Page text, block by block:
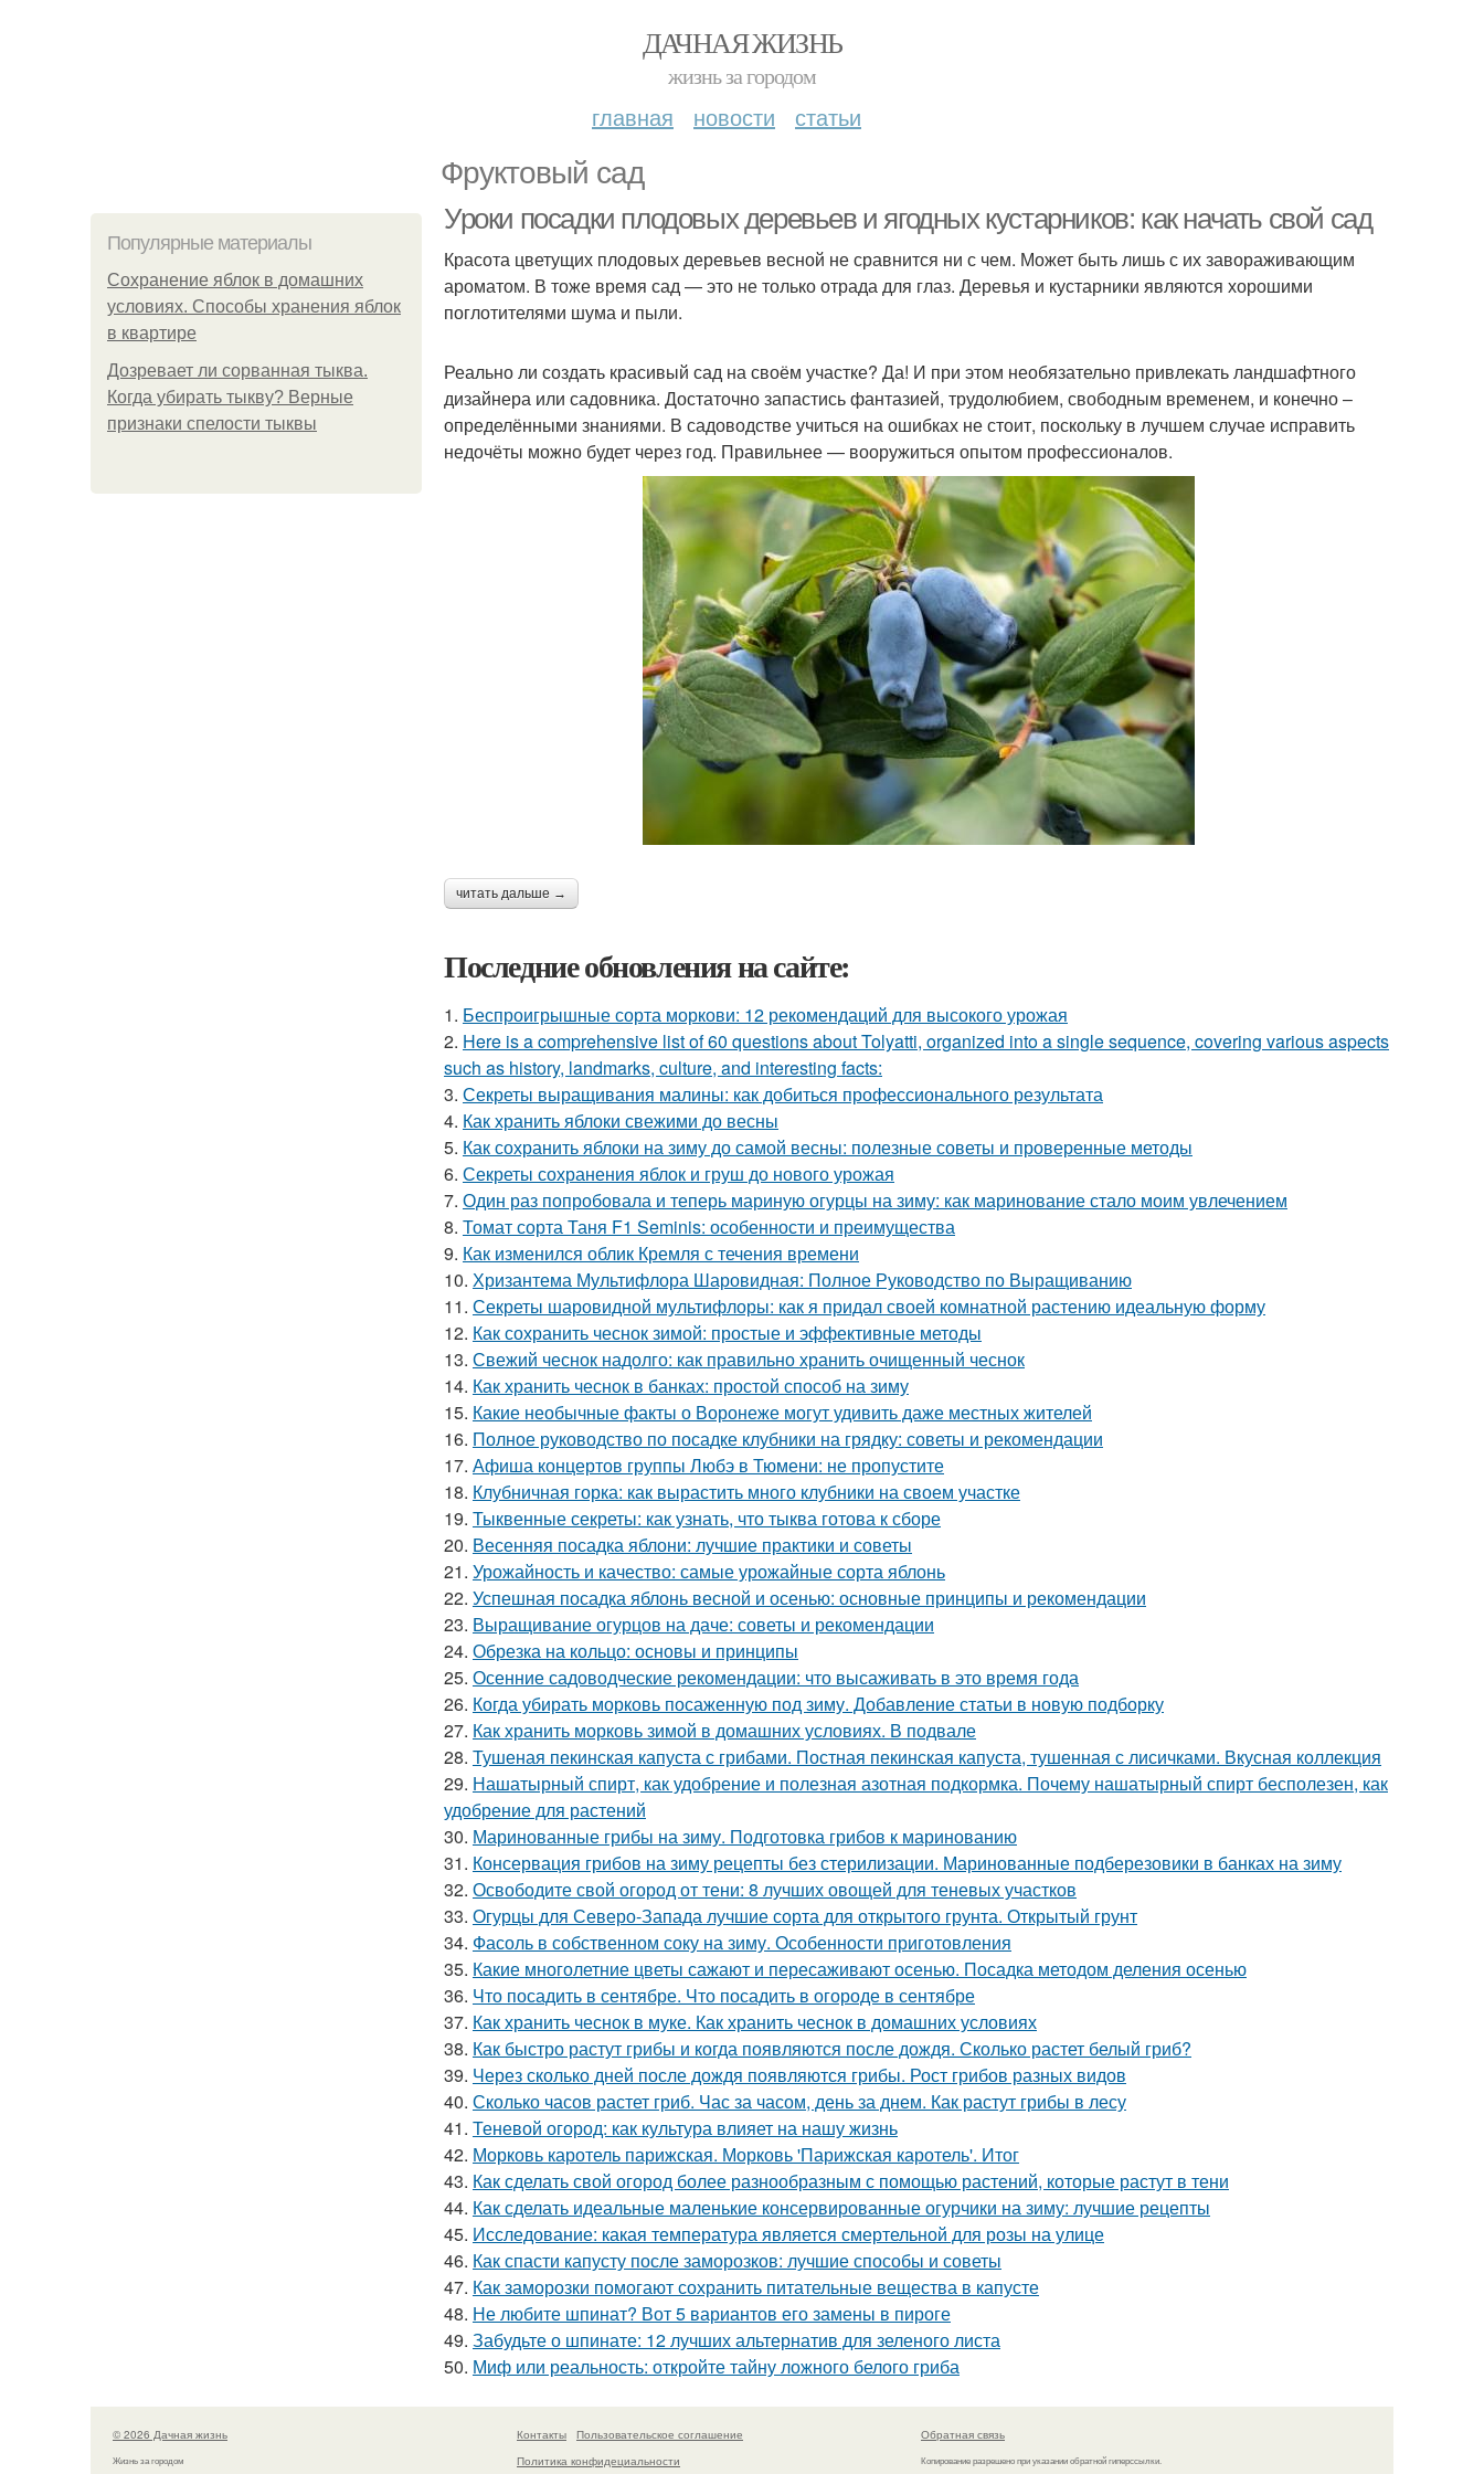
ДАЧНАЯ ЖИЗНЬ
жизнь за городом
главная новости статьи
Фруктовый сад
Популярные материалы
Сохранение яблок в домашних
условиях. Способы хранения яблок
в квартире
Дозревает ли сорванная тыква.
Когда убирать тыкву? Верные
признаки спелости тыквы
Уроки посадки плодовых деревьев и ягодных кустарников: как начать свой сад
Красота цветущих плодовых деревьев весной не сравнится ни с чем. Может быть лишь с их завораживающим
ароматом. В тоже время сад — это не только отрада для глаз. Деревья и кустарники являются хорошими
поглотителями шума и пыли.
Реально ли создать красивый сад на своём участке? Да! И при этом необязательно привлекать ландшафтного
дизайнера или садовника. Достаточно запастись фантазией, трудолюбием, свободным временем, и конечно –
определёнными знаниями. В садоводстве учиться на ошибках не стоит, поскольку в лучшем случае исправить
недочёты можно будет через год. Правильнее — вооружиться опытом профессионалов.
читать дальше →
Последние обновления на сайте:
1. Беспроигрышные сорта моркови: 12 рекомендаций для высокого урожая
2. Here is a comprehensive list of 60 questions about Tolyatti, organized into a single sequence, covering various aspects
such as history, landmarks, culture, and interesting facts:
3. Секреты выращивания малины: как добиться профессионального результата
4. Как хранить яблоки свежими до весны
5. Как сохранить яблоки на зиму до самой весны: полезные советы и проверенные методы
6. Секреты сохранения яблок и груш до нового урожая
7. Один раз попробовала и теперь мариную огурцы на зиму: как маринование стало моим увлечением
8. Томат сорта Таня F1 Seminis: особенности и преимущества
9. Как изменился облик Кремля с течения времени
10. Хризантема Мультифлора Шаровидная: Полное Руководство по Выращиванию
11. Секреты шаровидной мультифлоры: как я придал своей комнатной растению идеальную форму
12. Как сохранить чеснок зимой: простые и эффективные методы
13. Свежий чеснок надолго: как правильно хранить очищенный чеснок
14. Как хранить чеснок в банках: простой способ на зиму
15. Какие необычные факты о Воронеже могут удивить даже местных жителей
16. Полное руководство по посадке клубники на грядку: советы и рекомендации
17. Афиша концертов группы Любэ в Тюмени: не пропустите
18. Клубничная горка: как вырастить много клубники на своем участке
19. Тыквенные секреты: как узнать, что тыква готова к сборе
20. Весенняя посадка яблони: лучшие практики и советы
21. Урожайность и качество: самые урожайные сорта яблонь
22. Успешная посадка яблонь весной и осенью: основные принципы и рекомендации
23. Выращивание огурцов на даче: советы и рекомендации
24. Обрезка на кольцо: основы и принципы
25. Осенние садоводческие рекомендации: что высаживать в это время года
26. Когда убирать морковь посаженную под зиму. Добавление статьи в новую подборку
27. Как хранить морковь зимой в домашних условиях. В подвале
28. Тушеная пекинская капуста с грибами. Постная пекинская капуста, тушенная с лисичками. Вкусная коллекция
29. Нашатырный спирт, как удобрение и полезная азотная подкормка. Почему нашатырный спирт бесполезен, как
удобрение для растений
30. Маринованные грибы на зиму. Подготовка грибов к маринованию
31. Консервация грибов на зиму рецепты без стерилизации. Маринованные подберезовики в банках на зиму
32. Освободите свой огород от тени: 8 лучших овощей для теневых участков
33. Огурцы для Северо-Запада лучшие сорта для открытого грунта. Открытый грунт
34. Фасоль в собственном соку на зиму. Особенности приготовления
35. Какие многолетние цветы сажают и пересаживают осенью. Посадка методом деления осенью
36. Что посадить в сентябре. Что посадить в огороде в сентябре
37. Как хранить чеснок в муке. Как хранить чеснок в домашних условиях
38. Как быстро растут грибы и когда появляются после дождя. Сколько растет белый гриб?
39. Через сколько дней после дождя появляются грибы. Рост грибов разных видов
40. Сколько часов растет гриб. Час за часом, день за днем. Как растут грибы в лесу
41. Теневой огород: как культура влияет на нашу жизнь
42. Морковь каротель парижская. Морковь 'Парижская каротель'. Итог
43. Как сделать свой огород более разнообразным с помощью растений, которые растут в тени
44. Как сделать идеальные маленькие консервированные огурчики на зиму: лучшие рецепты
45. Исследование: какая температура является смертельной для розы на улице
46. Как спасти капусту после заморозков: лучшие способы и советы
47. Как заморозки помогают сохранить питательные вещества в капусте
48. Не любите шпинат? Вот 5 вариантов его замены в пироге
49. Забудьте о шпинате: 12 лучших альтернатив для зеленого листа
50. Миф или реальность: откройте тайну ложного белого гриба
© 2026 Дачная жизнь
Жизнь за городом
Контакты
Пользовательское соглашение
Политика конфидециальности
Обратная связь
Копирование разрешено при указании обратной гиперссылки.